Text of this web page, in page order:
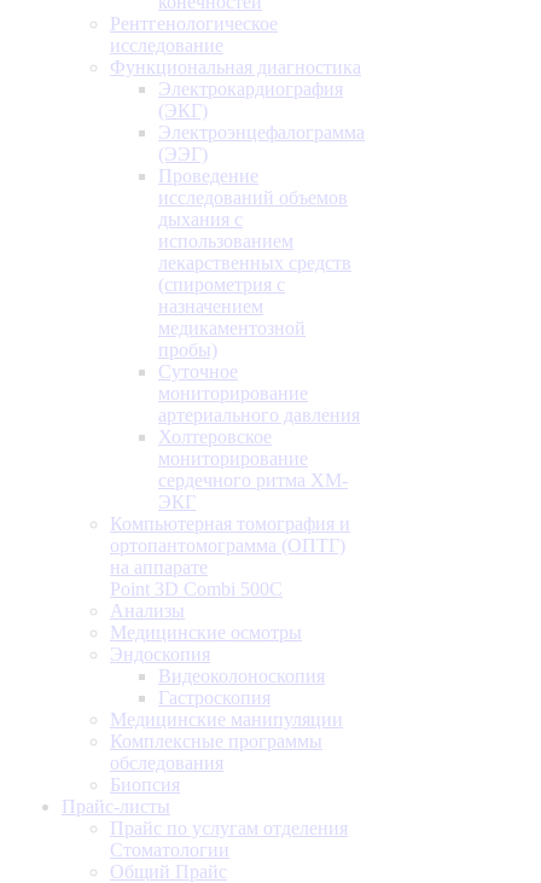
Рентгенологическое
исследование
Функциональная диагностика
Электрокардиография
(ЭКГ)
Электроэнцефалограмма
(ЭЭГ)
Проведение
исследований объемов
дыхания с
использованием
лекарственных средств
(спирометрия с
назначением
медикаментозной
пробы)
Суточное
мониторирование
артериального давления
Холтеровское
мониторирование
сердечного ритма ХМ-
ЭКГ
Компьютерная томография и
ортопантомограмма (ОПТГ)
на аппарате
Point 3D Combi 500C
Анализы
Медицинские осмотры
Эндоскопия
Видеоколоноскопия
Гастроскопия
Медицинские манипуляции
Комплексные программы
обследования
Биопсия
Прайс-листы
Прайс по услугам отделения
Стоматологии
Общий Прайс